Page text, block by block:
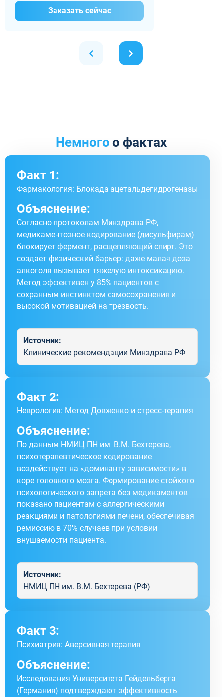
Заказать сейчас
Немного о фактах
Факт 1:
Фармакология: Блокада ацетальдегидрогеназы
Объяснение:
Согласно протоколам Минздрава РФ,
медикаментозное кодирование (дисульфирам)
блокирует фермент, расщепляющий спирт. Это
создает физический барьер: даже малая доза
алкоголя вызывает тяжелую интоксикацию.
Метод эффективен у 85% пациентов с
сохранным инстинктом самосохранения и
высокой мотивацией на трезвость.
Источник:
Клинические рекомендации Минздрава РФ
Факт 2:
Неврология: Метод Довженко и стресс-терапия
Объяснение:
По данным НМИЦ ПН им. В.М. Бехтерева,
психотерапевтическое кодирование
воздействует на «доминанту зависимости» в
коре головного мозга. Формирование стойкого
психологического запрета без медикаментов
показано пациентам с аллергическими
реакциями и патологиями печени, обеспечивая
ремиссию в 70% случаев при условии
внушаемости пациента.
Источник:
НМИЦ ПН им. В.М. Бехтерева (РФ)
Факт 3:
Психиатрия: Аверсивная терапия
Объяснение:
Исследования Университета Гейдельберга
(Германия) подтверждают эффективность